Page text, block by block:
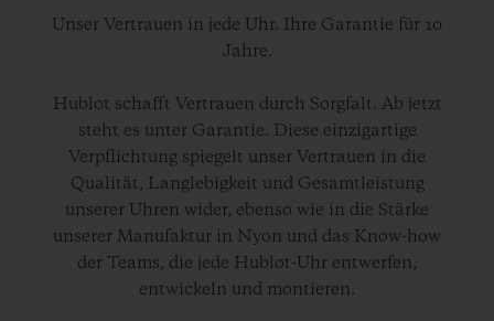
Unser Vertrauen in jede Uhr. Ihre Garantie für 10
Jahre.
Hublot schafft Vertrauen durch Sorgfalt. Ab jetzt
steht es unter Garantie. Diese einzigartige
Verpflichtung spiegelt unser Vertrauen in die
Qualität, Langlebigkeit und Gesamtleistung
unserer Uhren wider, ebenso wie in die Stärke
unserer Manufaktur in Nyon und das Know-how
der Teams, die jede Hublot-Uhr entwerfen,
entwickeln und montieren.